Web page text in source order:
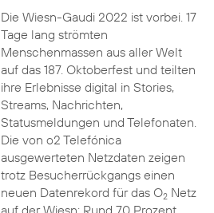
Die Wiesn-Gaudi 2022 ist vorbei. 17
Tage lang strömten
Menschenmassen aus aller Welt
auf das 187. Oktoberfest und teilten
ihre Erlebnisse digital in Stories,
Streams, Nachrichten,
Statusmeldungen und Telefonaten.
Die von o2 Telefónica
ausgewerteten Netzdaten zeigen
trotz Besucherrückgangs einen
neuen Datenrekord für das O2Netz
auf der Wiesn: Rund 70 Prozent